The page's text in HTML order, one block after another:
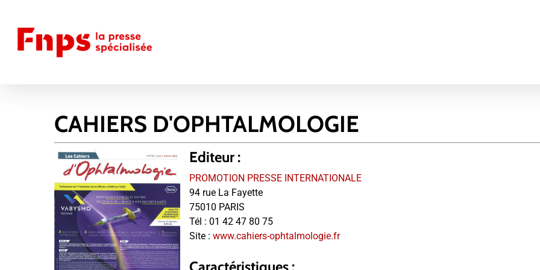
content
CAHIERS D'OPHTALMOLOGIE
Editeur :
PROMOTION PRESSE INTERNATIONALE
94 rue La Fayette
75010 PARIS
Tél :01 42 47 80 75
Site :www.cahiers-ophtalmologie.fr